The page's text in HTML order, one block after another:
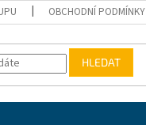
OBCHODNÍ PODMÍNKY
HLEDAT